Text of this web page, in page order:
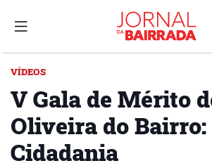
VÍDEOS
V Gala de Mérito
Oliveira do
Cidadania